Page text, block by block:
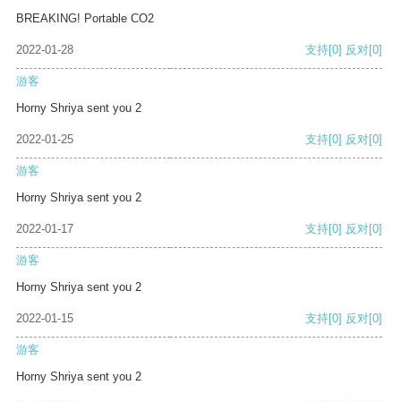
BREAKING! Portable CO2
2022-01-28 支持[0] 反对[0]
游客
Horny Shriya sent you 2
2022-01-25 支持[0] 反对[0]
游客
Horny Shriya sent you 2
2022-01-17 支持[0] 反对[0]
游客
Horny Shriya sent you 2
2022-01-15 支持[0] 反对[0]
游客
Horny Shriya sent you 2